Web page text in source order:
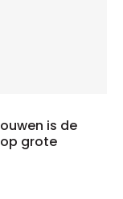
is de
grote